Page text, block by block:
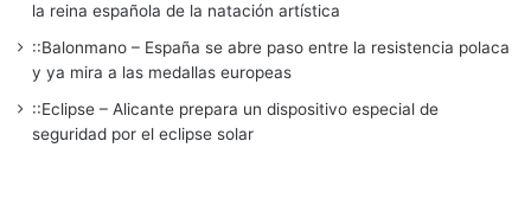
la reina española de la natación artística
::Balonmano – España se abre paso entre la resistencia polaca
y ya mira a las medallas europeas
::Eclipse – Alicante prepara un dispositivo especial de
seguridad por el eclipse solar